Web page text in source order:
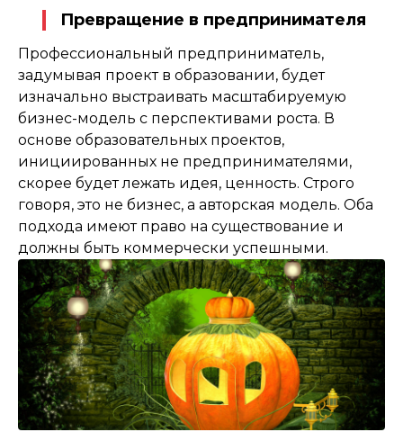
Превращение в предпринимателя
Профессиональный предприниматель,
задумывая проект в образовании, будет
изначально выстраивать масштабируемую
бизнес-модель с перспективами роста. В
основе образовательных проектов,
инициированных не предпринимателями,
скорее будет лежать идея, ценность. Строго
говоря, это не бизнес, а авторская модель. Оба
подхода имеют право на существование и
должны быть коммерчески успешными.